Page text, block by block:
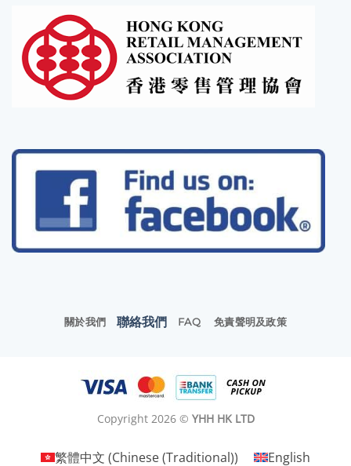
關於我們 聯絡我們 FAQ 免責聲明及政策
Copyright 2026 © YHH HK LTD
繁體中文 (Chinese (Traditional)) English